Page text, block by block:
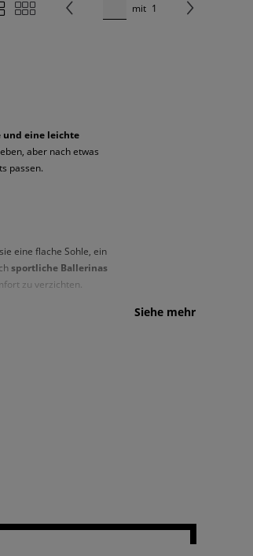
mit 1
und eine leichte
aber nach etwas
passen.
eine flache Sohle, ein
sportliche Ballerinas
zu verzichten.
Siehe mehr